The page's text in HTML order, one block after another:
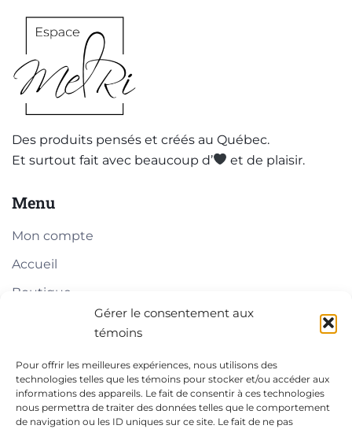
Gérer le consentement aux
témoins
Pour offrir les meilleures expériences, nous utilisons des
technologies telles que les témoins pour stocker et/ou accéder aux
informations des appareils. Le fait de consentir à ces technologies
nous permettra de traiter des données telles que le comportement
de navigation ou les ID uniques sur ce site. Le fait de ne pas
Des produits pensés et créés au Québec.
Et surtout fait avec beaucoup d’
et de plaisir.
Menu
Mon compte
Accueil
Boutique
Liens pratiques
Contact